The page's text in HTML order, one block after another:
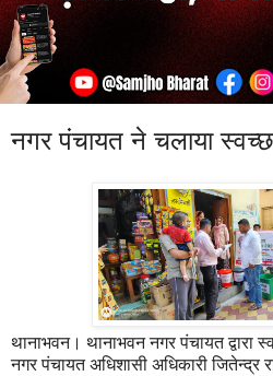
नगर पंचायत ने चलाया
थानाभवन। थानाभवन नगर पंचायत द्वारा
नगर पंचायत अधिशासी अधिकारी जितेन्द्र